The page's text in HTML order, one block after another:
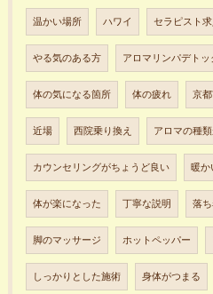
温かい場所 ハワイ セラピスト求
やる気のある方 アロマリンパデトッ
体の気になる箇所 体の疲れ 京
近場 西院乗り換え アロマの種
カウンセリングがちょうど良い 暖か
体が楽になった 丁寧な説明 落ち
脚のマッサージ ホットペッパー
しっかりとした施術 身体がつまる